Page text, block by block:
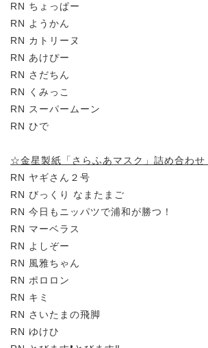
RN ちょっぱー
RN ようかん
RN カトリーヌ
RN あけぴー
RN さだちん
RN くみっこ
RN スーパームーン
RN ひで
☆金星製紙「さらふあマスク」詰め合わせ
RN ヤギさん２号
RN びっくり なまたまご
RN 今日もニッパツで浦和が勝つ！
RN マーベラス
RN よしぞー
RN 風雅ちゃん
RN ポロロン
RN キミ
RN さいたまの飛脚
RN ゆけひ